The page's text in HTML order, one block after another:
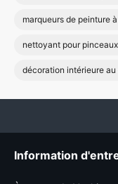
marqueurs de peinture
nettoyant pour
décoration intérieure
Information